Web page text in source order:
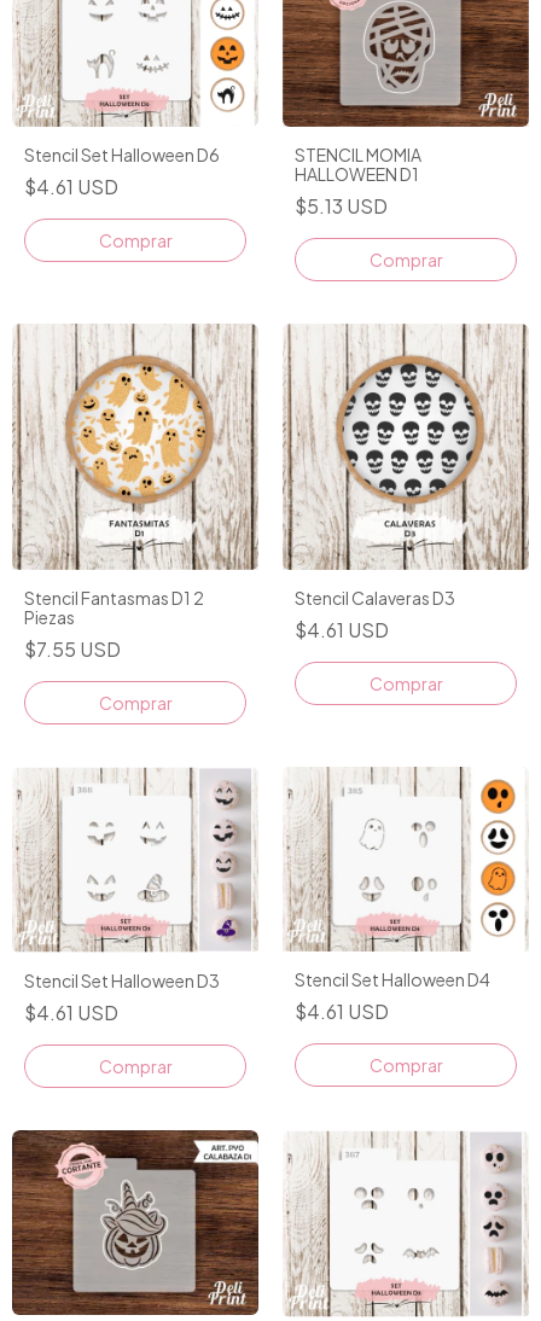
Stencil Set Halloween D6
$4.61 USD
STENCIL MOMIA
HALLOWEEN D1
$5.13 USD
Comprar
Stencil Fantasmas D1 2
Piezas
$7.55 USD
Stencil Calaveras D3
$4.61 USD
Stencil Set Halloween D3
$4.61 USD
Stencil Set Halloween D4
$4.61 USD